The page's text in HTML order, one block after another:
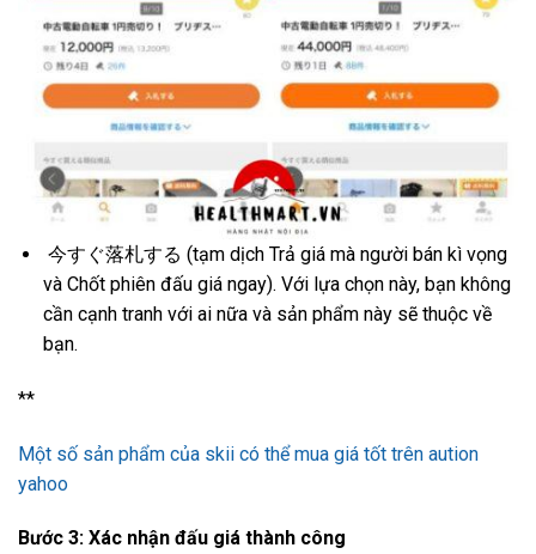
今すぐ落札する (tạm dịch Trả giá mà người bán kì vọng
và Chốt phiên đấu giá ngay). Với lựa chọn này, bạn không
cần cạnh tranh với ai nữa và sản phẩm này sẽ thuộc về
bạn.
**
Một số sản phẩm của skii có thể mua giá tốt trên aution
yahoo
Bước 3: Xác nhận đấu giá thành công